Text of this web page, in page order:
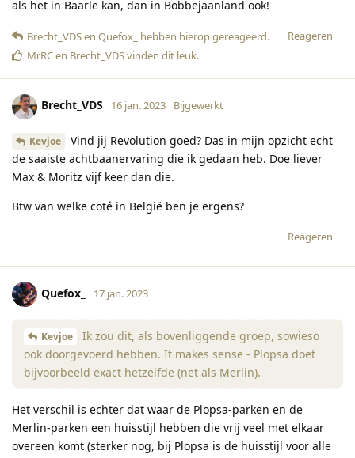
als het in Baarle kan, dan in Bobbejaanland ook!
Reageren
Brecht_VDSen Quefox_ hebben hierop gereageerd.
MrRCen Brecht_VDSvinden dit leuk.
Brecht_VDS 16 jan. 2023 Bijgewerkt
Kevjoe
Vind jij Revolution goed? Das in mijn opzicht echt
de saaiste achtbaanervaring die ik gedaan heb. Doe liever
Max & Moritz vijf keer dan die.
Btw van welke coté in België ben je ergens?
Reageren
Quefox_ 17 jan. 2023
Kevjoe
Ik zou dit, als bovenliggende groep, sowieso
ook doorgevoerd hebben. It makes sense - Plopsa doet
bijvoorbeeld exact hetzelfde (net als Merlin).
Het verschil is echter dat waar de Plopsa-parken en de
Merlin-parken een huisstijl hebben die vrij veel met elkaar
overeen komt (sterker nog, bij Plopsa is de huisstijl voor alle